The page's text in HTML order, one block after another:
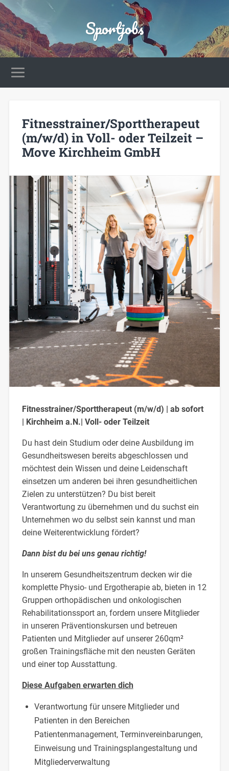
Sportjobs
Fitnesstrainer/Sporttherapeut
(m/w/d) in Voll- oder Teilzeit –
Move Kirchheim GmbH
Fitnesstrainer/Sporttherapeut (m/w/d) | ab sofort
| Kirchheim a.N.| Voll- oder Teilzeit
Du hast dein Studium oder deine Ausbildung im
Gesundheitswesen bereits abgeschlossen und
möchtest dein Wissen und deine Leidenschaft
einsetzen um anderen bei ihren gesundheitlichen
Zielen zu unterstützen? Du bist bereit
Verantwortung zu übernehmen und du suchst ein
Unternehmen wo du selbst sein kannst und man
deine Weiterentwicklung fördert?
Dann bist du bei uns genau richtig!
In unserem Gesundheitszentrum decken wir die
komplette Physio- und Ergotherapie ab, bieten in 12
Gruppen orthopädischen und onkologischen
Rehabilitationssport an, fordern unsere Mitglieder
in unseren Präventionskursen und betreuen
Patienten und Mitglieder auf unserer 260qm²
großen Trainingsfläche mit den neusten Geräten
und einer top Ausstattung.
Diese Aufgaben erwarten dich
Verantwortung für unsere Mitglieder und
Patienten in den Bereichen
Patientenmanagement, Terminvereinbarungen,
Einweisung und Trainingsplangestaltung und
Mitgliederverwaltung